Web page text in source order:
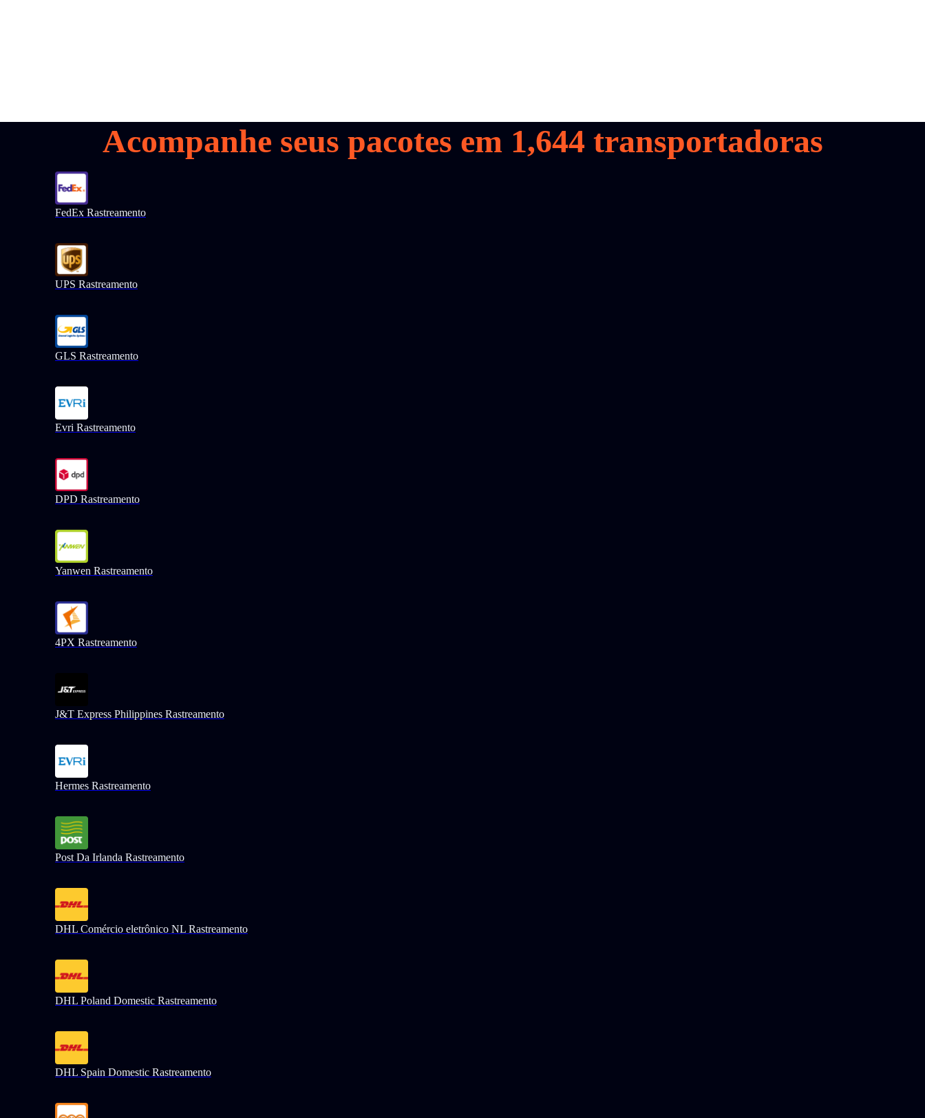
Acompanhe seus pacotes em 1,644transportadoras
FedEx Rastreamento
UPS Rastreamento
GLS Rastreamento
Evri Rastreamento
DPD Rastreamento
Yanwen Rastreamento
4PX Rastreamento
J&T Express Philippines Rastreamento
Hermes Rastreamento
Post Da Irlanda Rastreamento
DHL Comércio eletrônico NL Rastreamento
DHL Poland Domestic Rastreamento
DHL Spain Domestic Rastreamento